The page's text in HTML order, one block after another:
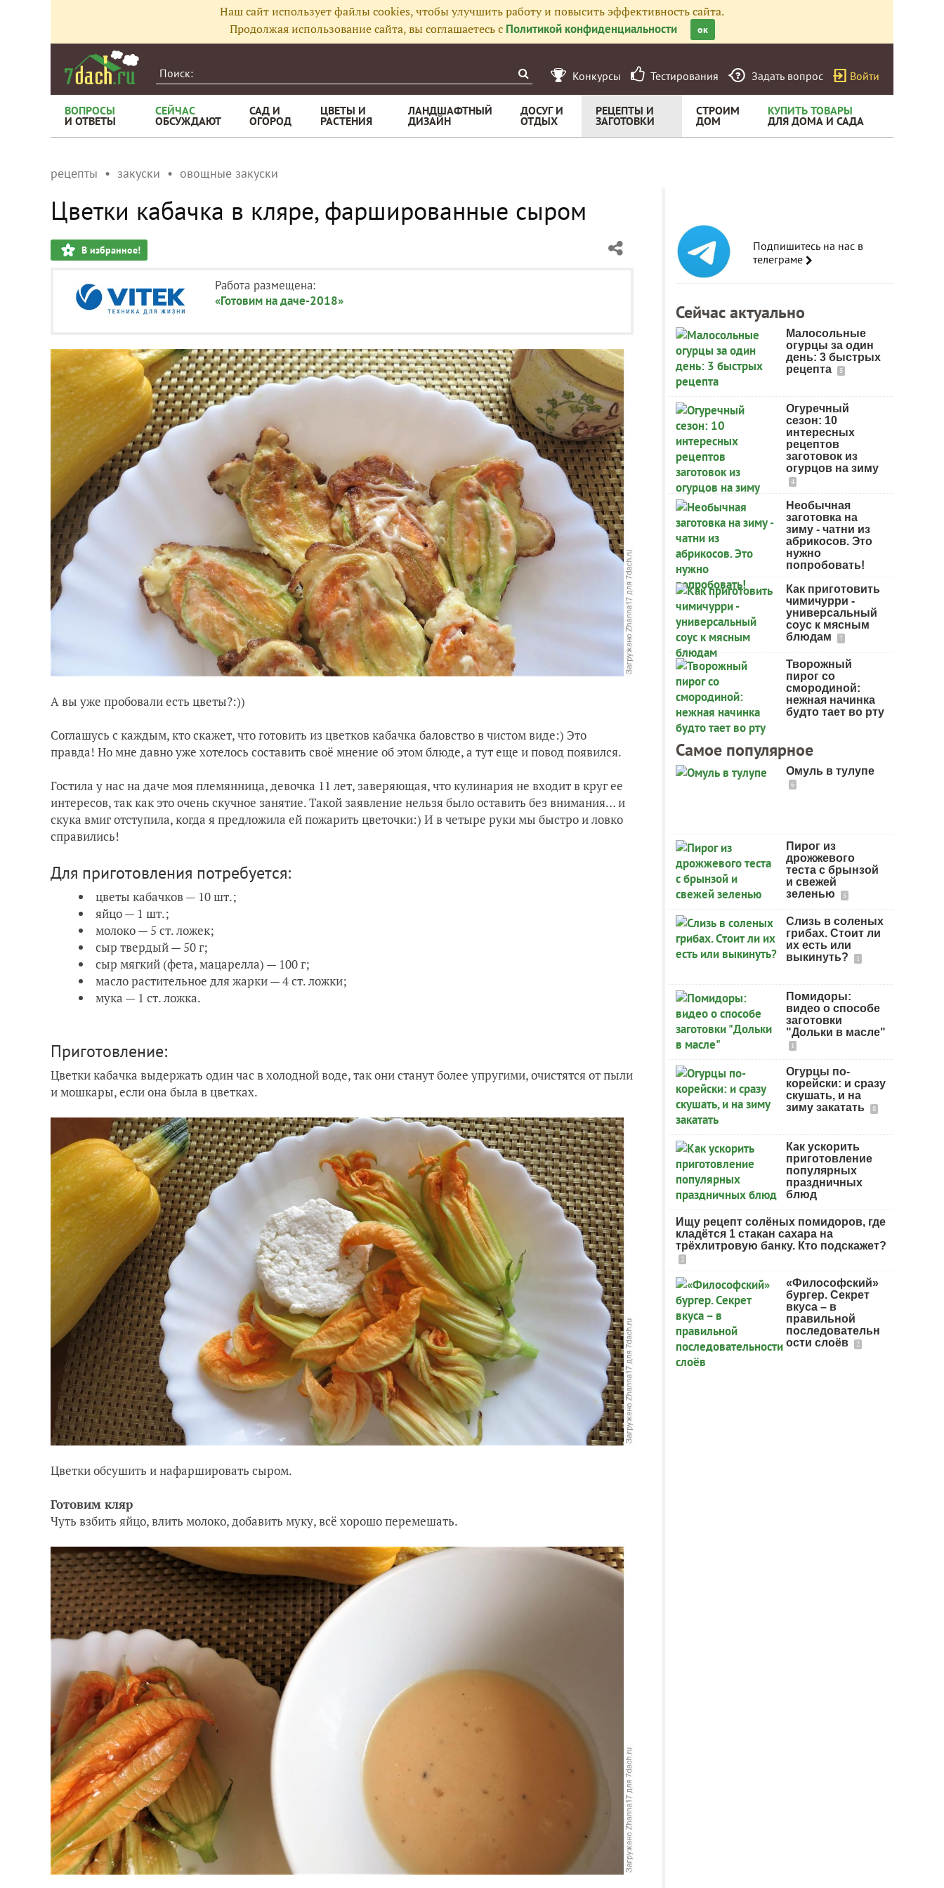
Наш сайт использует файлы cookies, чтобы улучшить работу и повысить эффективность сайта.
Продолжая использование сайта, вы соглашаетесь с Политикой конфиденциальности ок
Конкурсы Тестирования Задать вопрос Войти
ВОПРОСЫ
И ОТВЕТЫ
СЕЙЧАС
ОБСУЖДАЮТ
САД И
ОГОРОД
ЦВЕТЫ И
РАСТЕНИЯ
ЛАНДШАФТНЫЙ
ДИЗАЙН
ДОСУГ И
ОТДЫХ
РЕЦЕПТЫ И
ЗАГОТОВКИ
СТРОИМ
ДОМ
КУПИТЬ ТОВАРЫ
ДЛЯ ДОМА И САДА
рецепты закуски овощные закуски
Цветки кабачка в кляре, фаршированные сыром
В избранное!
Работа размещена:
«Готовим на даче-2018»
А вы уже пробовали есть цветы?:))
Соглашусь с каждым, кто скажет, что готовить из цветков кабачка баловство в чистом виде:) Это
правда! Но мне давно уже хотелось составить своё мнение об этом блюде, а тут еще и повод появился.
Гостила у нас на даче моя племянница, девочка 11 лет, заверяющая, что кулинария не входит в круг ее
интересов, так как это очень скучное занятие. Такой заявление нельзя было оставить без внимания… и
скука вмиг отступила, когда я предложила ей пожарить цветочки:) И в четыре руки мы быстро и ловко
справились!
Для приготовления потребуется:
цветы кабачков — 10 шт.;
яйцо — 1 шт.;
молоко — 5 ст. ложек;
сыр твердый — 50 г;
сыр мягкий (фета, мацарелла) — 100 г;
масло растительное для жарки — 4 ст. ложки;
мука — 1 ст. ложка.
Приготовление:
Цветки кабачка выдержать один час в холодной воде, так они станут более упругими, очистятся от пыли
и мошкары, если она была в цветках.
Цветки обсушить и нафаршировать сыром.
Готовим кляр
Чуть взбить яйцо, влить молоко, добавить муку, всё хорошо перемешать.
Подпишитесь на нас в
телеграме
Сейчас актуально
Малосольные
огурцы за один
день: 3 быстрых
рецепта
5
Огуречный
сезон: 10
интересных
рецептов
заготовок из
огурцов на зиму
4
Необычная
заготовка на
зиму - чатни из
абрикосов. Это
нужно
попробовать!
Как приготовить
чимичурри -
универсальный
соус к мясным
блюдам
7
Творожный
пирог со
смородиной:
нежная начинка
будто тает во рту
Самое популярное
Омуль в тулупе
6
Пирог из
дрожжевого
теста с брынзой
и свежей
зеленью
5
Слизь в соленых
грибах. Стоит ли
их есть или
выкинуть?
1
Помидоры:
видео о способе
заготовки
"Дольки в масле"
1
Огурцы по-
корейски: и сразу
скушать, и на
зиму закатать
8
Как ускорить
приготовление
популярных
праздничных
блюд
Ищу рецепт солёных помидоров, где
кладётся 1 стакан сахара на
трёхлитровую банку. Кто подскажет?
2
«Философский»
бургер. Секрет
вкуса – в
правильной
последовательн
ости слоёв
2